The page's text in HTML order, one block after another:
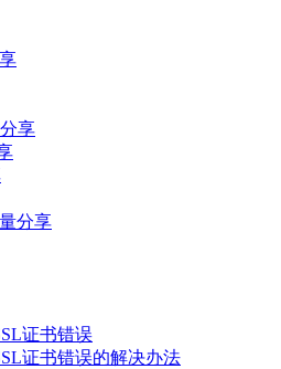
享
分享
证书错误
证书错误的解决办法